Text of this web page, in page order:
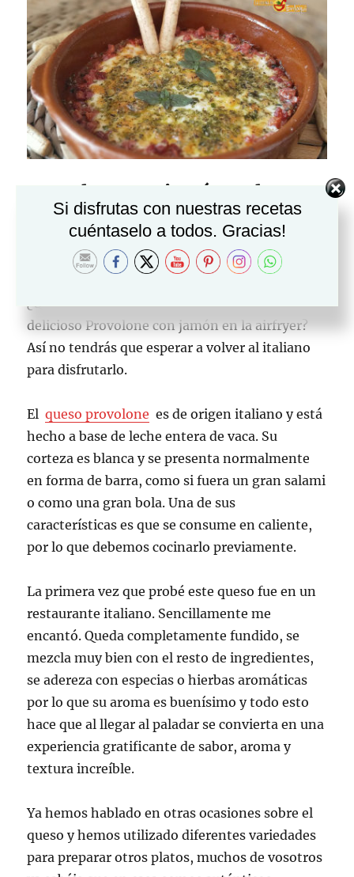
Provolone con jamón en la
airfryer
Seguro que cada vez que vas al restaurante
¿Qué te parece si preparamos en casa un
delicioso Provolone con jamón en la airfryer?
Así no tendrás que esperar a volver al italiano
para disfrutarlo.
Elqueso provolone es de origen italiano y está
hecho a base de leche entera de vaca. Su
corteza es blanca y se presenta normalmente
en forma de barra, como si fuera un gran salami
o como una gran bola. Una de sus
características es que se consume en caliente,
por lo que debemos cocinarlo previamente.
La primera vez que probé este queso fue en un
restaurante italiano. Sencillamente me
encantó. Queda completamente fundido, se
mezcla muy bien con el resto de ingredientes,
se adereza con especias o hierbas aromáticas
por lo que su aroma es buenísimo y todo esto
hace que al llegar al paladar se convierta en una
experiencia gratificante de sabor, aroma y
textura increíble.
Ya hemos hablado en otras ocasiones sobre el
queso y hemos utilizado diferentes variedades
para preparar otros platos, muchos de vosotros
Si disfrutas con nuestras recetas
cuéntaselo a todos. Gracias!